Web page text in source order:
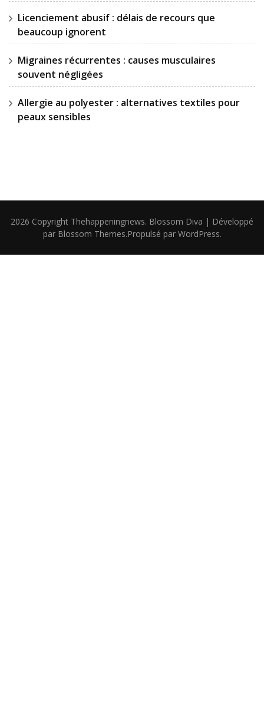
Licenciement abusif : délais de recours que
beaucoup ignorent
Migraines récurrentes : causes musculaires
souvent négligées
Allergie au polyester : alternatives textiles pour
peaux sensibles
2026 Copyright Thehappeningnews. Blossom Diva | Développé
par Blossom Themes.Propulsé par WordPress.